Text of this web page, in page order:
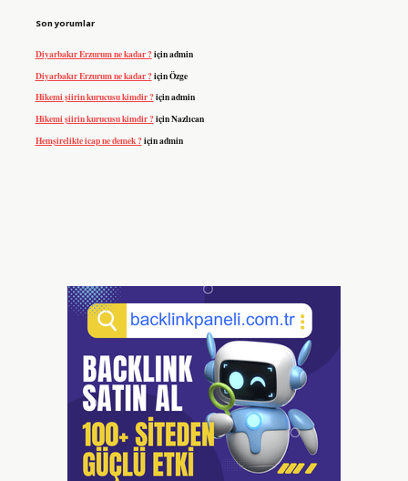
Son yorumlar
Diyarbakır Erzurum ne kadar ?içinadmin
Diyarbakır Erzurum ne kadar ?içinÖzge
Hikemi şiirin kurucusu kimdir ?içinadmin
Hikemi şiirin kurucusu kimdir ?içinNazlıcan
Hemşirelikte icap ne demek ?içinadmin